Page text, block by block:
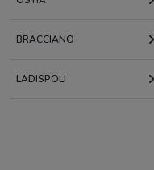
BRACCIANO
LADISPOLI